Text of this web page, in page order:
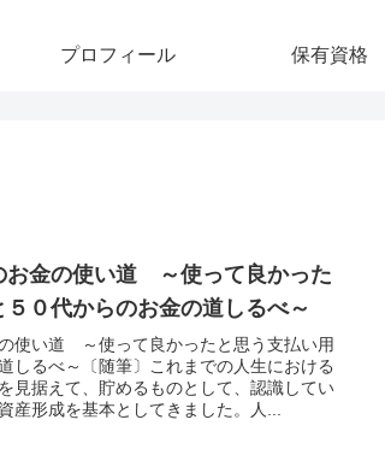
プロフィール 保有資格
お金の使い道 ～使って良かった
０代からのお金の道しるべ～
の使い道 ～使って良かったと思う支払い用
しるべ～〔随筆〕これまでの人生における
見据えて、貯めるものとして、認識してい
産形成を基本としてきました。人...